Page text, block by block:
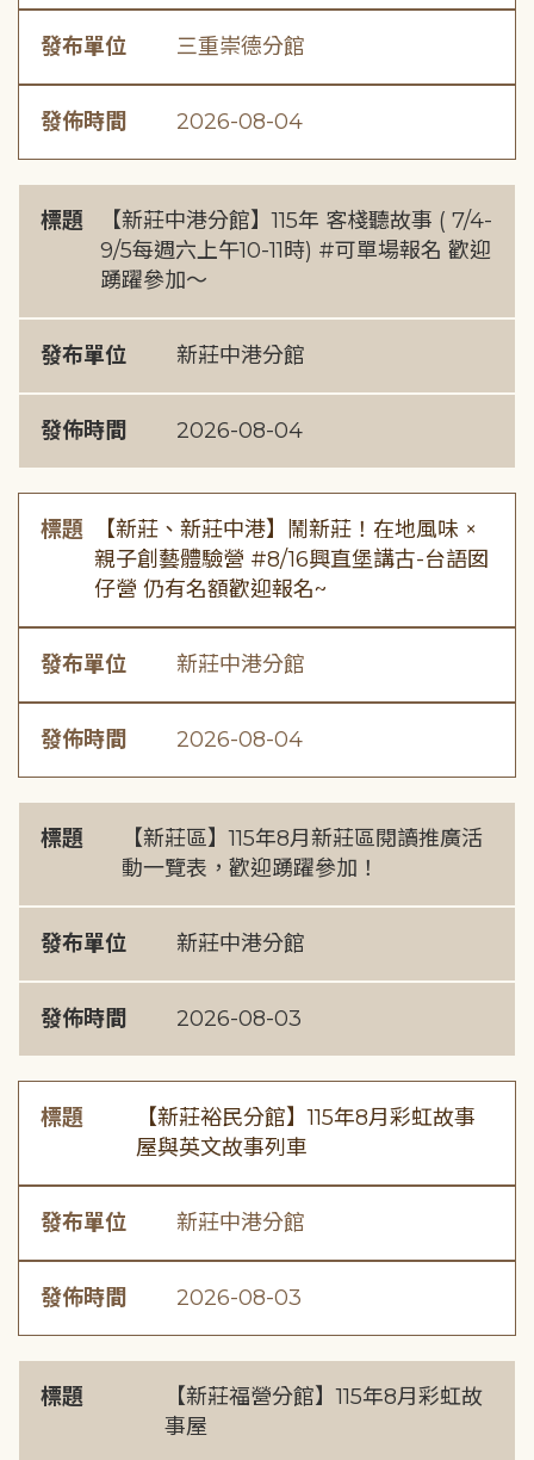
發布單位 三重崇德分館
發佈時間 2026-08-04
標題
【新莊中港分館】115年 客棧聽故事 ( 7/4-
9/5每週六上午10-11時) #可單場報名 歡迎
踴躍參加～
發布單位 新莊中港分館
發佈時間 2026-08-04
標題
【新莊、新莊中港】鬧新莊！在地風味 ×
親子創藝體驗營 #8/16興直堡講古-台語囡
仔營 仍有名額歡迎報名~
發布單位 新莊中港分館
發佈時間 2026-08-04
標題
【新莊區】115年8月新莊區閱讀推廣活
動一覽表，歡迎踴躍參加！
發布單位 新莊中港分館
發佈時間 2026-08-03
標題
【新莊裕民分館】115年8月彩虹故事
屋與英文故事列車
發布單位 新莊中港分館
發佈時間 2026-08-03
標題
【新莊福營分館】115年8月彩虹故
事屋